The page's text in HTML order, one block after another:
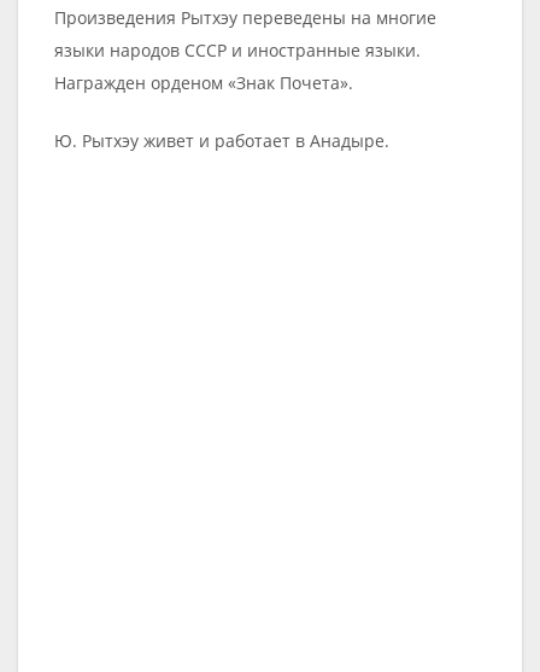
Произведения Рытхэу переведены на многие
языки народов СССР и иностранные языки.
Награжден орденом «Знак Почета».
Ю. Рытхэу живет и работает в Анадыре.